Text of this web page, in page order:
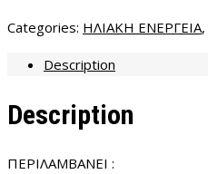
Categories: ΗΛΙΑΚΗ ΕΝΕΡΓΕΙΑ,
Description
Description
ΠΕΡΙΛΑΜΒΑΝΕΙ :